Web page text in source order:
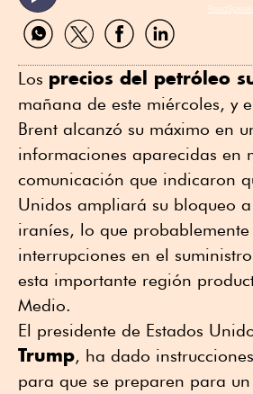
Compartir
por
Compartir
por
Compartir
por
Compartir
por
Los ⁠ precios del petróleo
mañana de este miércoles, y
Brent ⁠alcanzó su máximo en
informaciones aparecidas en
comunicación que indicaron
Unidos ampliará su bloqueo
iraníes, lo que
interrupciones en el
⁠esta importante región
Medio.
El presidente de Estados
Trump, ha dado
para que se preparen para